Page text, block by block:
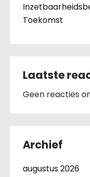
Toekomst
Laatste
Geen reacties
Archief
augustus 2026